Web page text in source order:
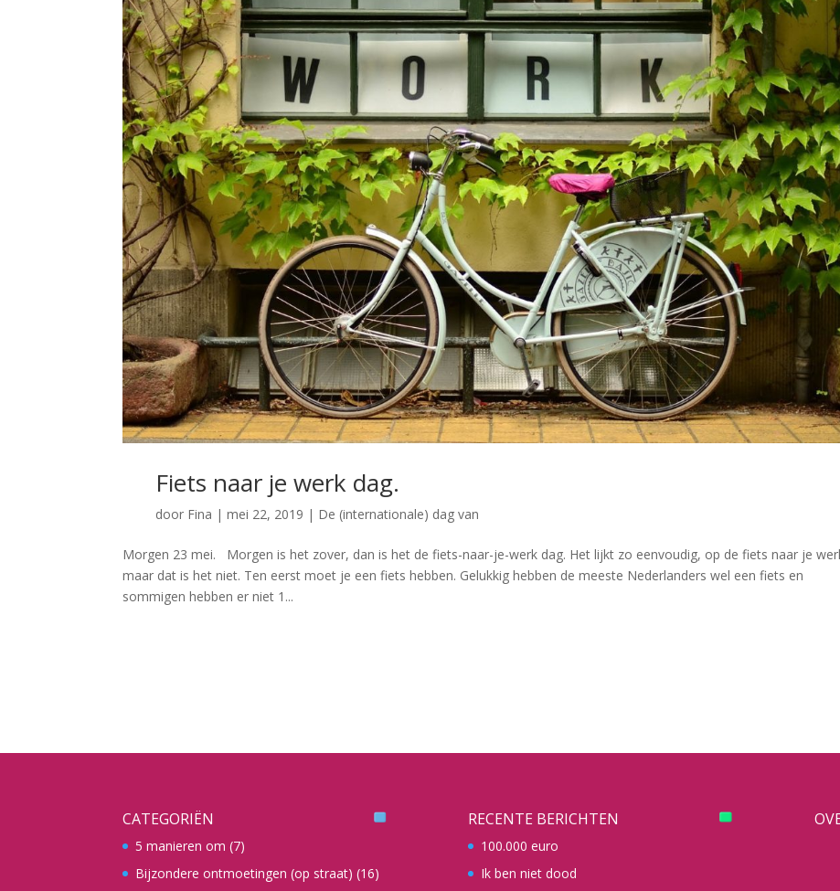
Fiets naar je werk dag.
door Fina |mei 22, 2019 | De (internationale) dag van
Morgen 23 mei. Morgen is het zover, dan is het de fiets-naar-je-werk dag. Het lijkt zo eenvoudig, op de fiets naar je
maar dat is het niet. Ten eerst moet je een fiets hebben. Gelukkig hebben de meeste Nederlanders wel een fiets en
sommigen hebben er niet 1...
CATEGORIËN
5 manieren om (7)
Bijzondere ontmoetingen (op straat) (16)
RECENTE BERICHTEN
100.000 euro
Ik ben niet dood